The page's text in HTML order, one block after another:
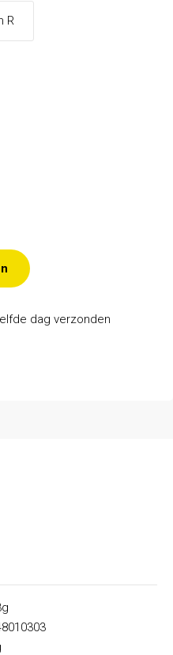
R
dag verzonden